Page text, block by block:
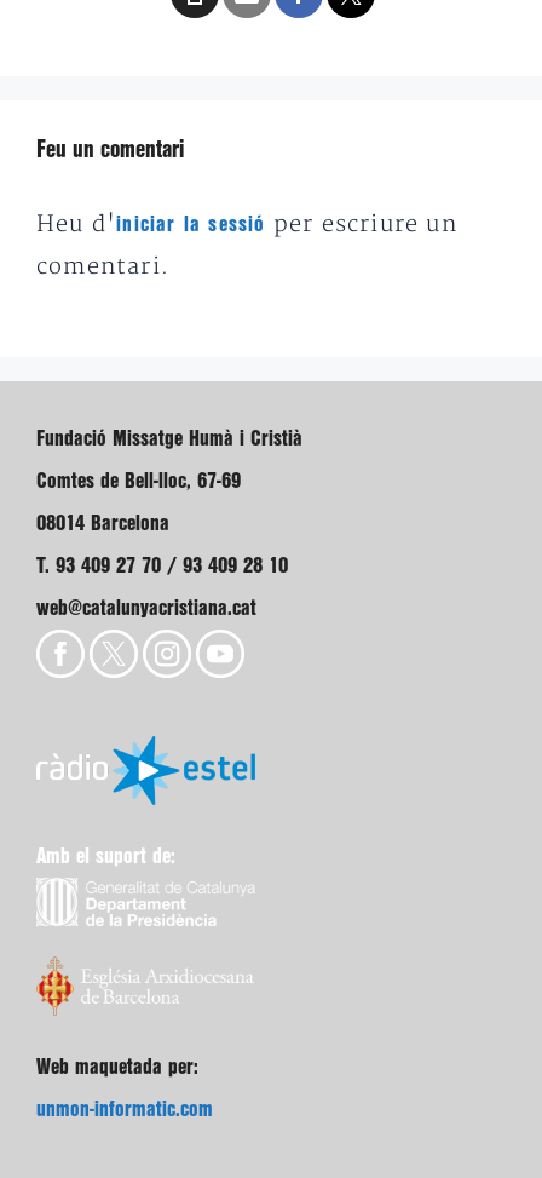
Feu un comentari
Heu d'iniciar la sessió
per escriure un
comentari.
Fundació Missatge Humà i Cristià
Comtes de Bell-lloc, 67-69
08014 Barcelona
T. 93 409 27 70 / 93 409 28 10
web@catalunyacristiana.cat
Amb el suport de:
Web maquetada per:
unmon-informatic.com